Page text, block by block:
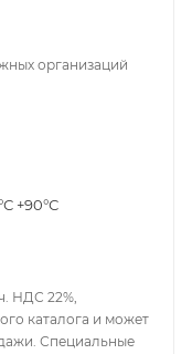
организаций
+90°С
НДС 22%,
каталога и может
Специальные